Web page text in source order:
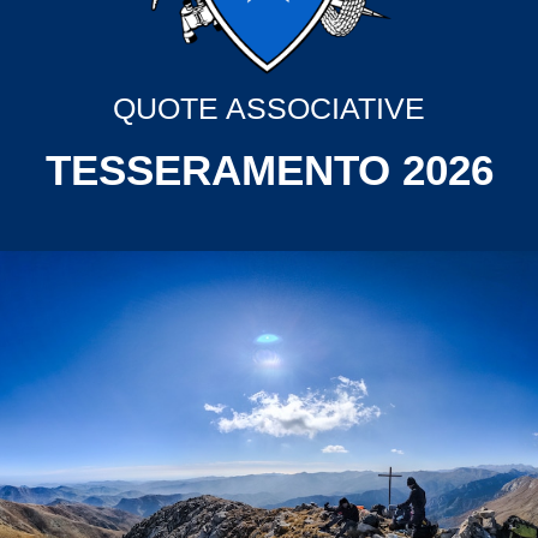
QUOTE ASSOCIATIVE
TESSERAMENTO 2026